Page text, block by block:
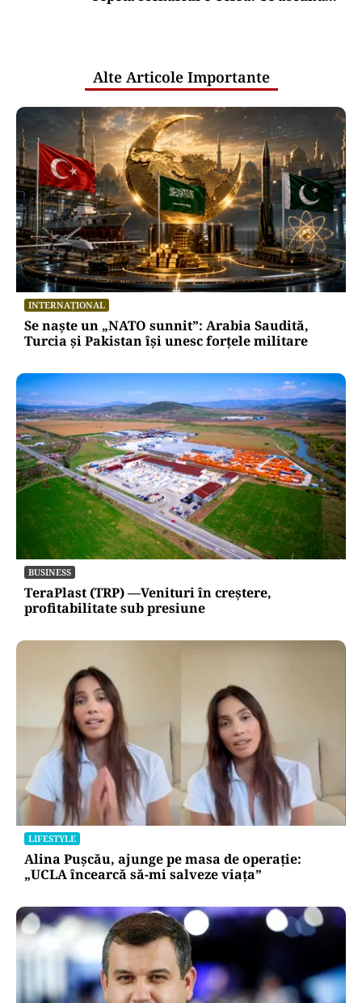
Alte Articole Importante
INTERNAȚIONAL
Se naște un „NATO sunnit”: Arabia Saudită,
Turcia și Pakistan își unesc forțele militare
BUSINESS
TeraPlast (TRP) —Venituri în creștere,
profitabilitate sub presiune
LIFESTYLE
Alina Pușcău, ajunge pe masa de operație:
„UCLA încearcă să-mi salveze viața”